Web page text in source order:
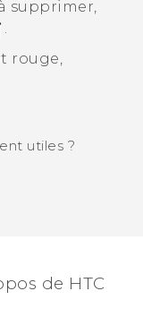
supprimer,
.
rouge,
utiles ?
de HTC